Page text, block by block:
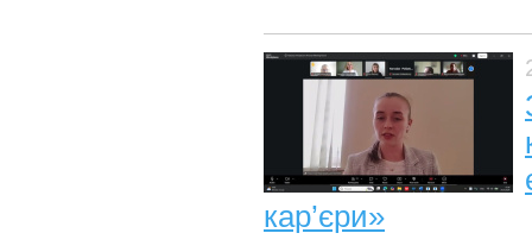
кар’єри»